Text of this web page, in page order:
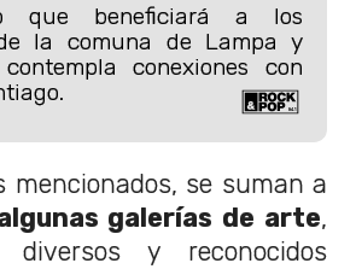
que beneficiará a los
la comuna de Lampa y
conexiones con
mencionados, se suman a
galerías de arte,
y reconocidos